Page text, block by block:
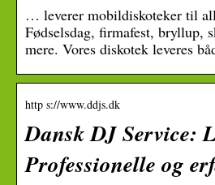
… leverer mobildiskoteker til
Fødselsdag, firmafest, bryllup,
mere. Vores diskotek leveres
http s://www.ddjs.dk
Dansk DJ Service:
Professionelle og